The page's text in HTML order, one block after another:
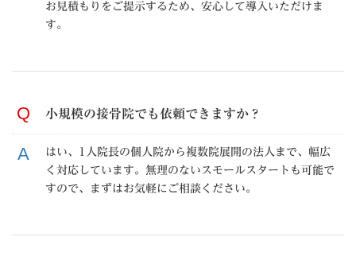
お見積もりをご提示するため、安心して導入いただけま
す。
小規模の接骨院でも依頼できますか？
はい、1人院長の個人院から複数院展開の法人まで、幅広
く対応しています。無理のないスモールスタートも可能で
すので、まずはお気軽にご相談ください。